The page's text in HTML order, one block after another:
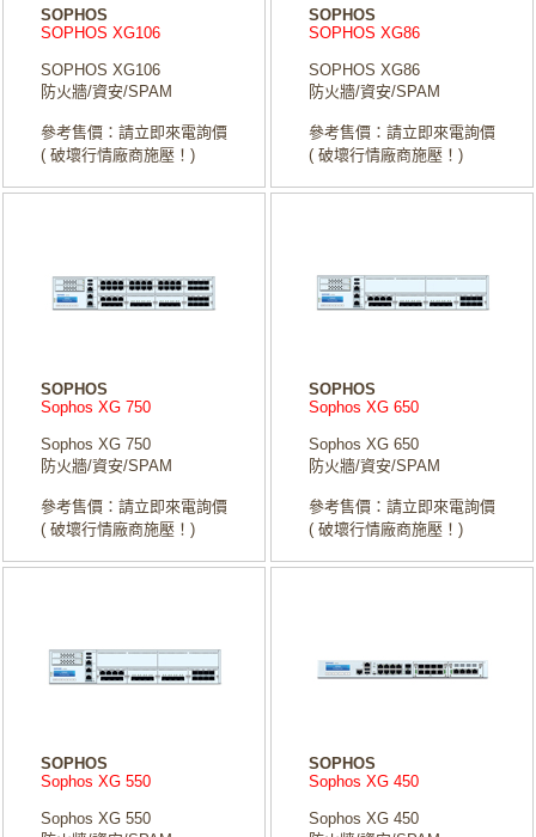
SOPHOS
SOPHOS XG106
SOPHOS XG106
防火牆/資安/SPAM
參考售價：請立即來電詢價
( 破壞行情廠商施壓！)
SOPHOS
SOPHOS XG86
SOPHOS XG86
防火牆/資安/SPAM
參考售價：請立即來電詢價
( 破壞行情廠商施壓！)
SOPHOS
Sophos XG 750
Sophos XG 750
防火牆/資安/SPAM
參考售價：請立即來電詢價
( 破壞行情廠商施壓！)
SOPHOS
Sophos XG 650
Sophos XG 650
防火牆/資安/SPAM
參考售價：請立即來電詢價
( 破壞行情廠商施壓！)
SOPHOS
Sophos XG 550
Sophos XG 550
SOPHOS
Sophos XG 450
Sophos XG 450